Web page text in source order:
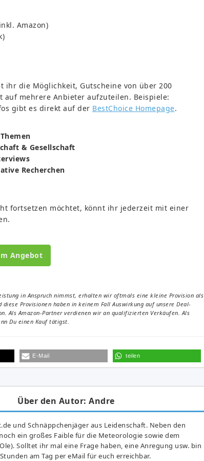
Amazon)
ihr die Möglichkeit, Gutscheine von über 200
auf mehrere Anbieter aufzuteilen. Beispiele:
gibt es direkt auf der BestChoice Homepage.
& Gesellschaft
Recherchen
fortsetzen möchtet, könnt ihr jederzeit mit einer
Angebot
in Anspruch nimmst, erhalten wir oftmals eine kleine Provision als
Provisionen haben in keinem Fall Auswirkung auf unsere Deal-
Als Amazon-Partner verdienen wir an qualifizierten Verkäufen. Als
Du einen Kauf tätigst.
E-Mail teilen
Über den Autor: Andre
und Schnäppchenjäger aus Leidenschaft. Neben den
ein großes Fai­ble für die Meteorologie sowie dem
Solltet ihr mal eine Frage haben, eine Anregung usw. bin
am Tag per eMail für euch erreichbar.